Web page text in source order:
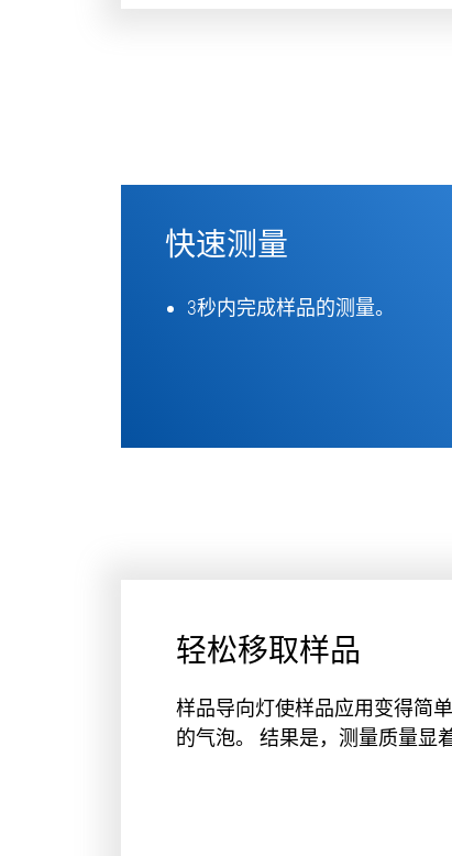
快速测量
3秒内完成样品的测量。
轻松移取样品
样品导向灯使样品应用变得简
的气泡。 结果是，测量质量显